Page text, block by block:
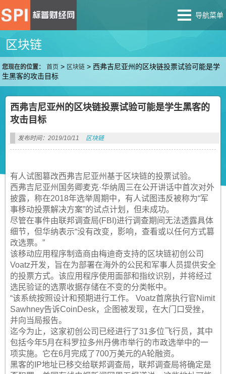
导航菜单
区块链
您现在的位置： 首页 > 区块链 >西弗吉尼亚州的区块链投票试验可能是学
生黑客的攻击目标
西弗吉尼亚州的区块链投票试验可能是学生黑客的
攻击目标
发布时间：2019/10/11 区块链
有人试图篡改西弗吉尼亚州基于区块链的投票试验。
西弗吉尼亚州国务卿麦克·华纳周三在公开讲话中首次对外
披露，称在2018年选举周期中，有人试图违反被称为“军
事移动投票解决方案”的试点计划，但未成功。
尽管在事件由联邦调查局(FBI)进行调查期间无法透露具体
细节，但华纳表示“没有改变，影响，查看或以任何方式篡
改选票。”
该移动应用程序制造商由梅迪奇支持的区块链初创公司
Voatz开发，旨在为部署在海外的公民和军事人员提供安全
的投票方式。该应用程序使用面部和指纹识别，并将经过
选民验证的选票收据存储在不变的分类帐中。
“该系统按照设计和预期进行工作。 Voatz首席执行官Nimit
Sawhney告诉CoinDesk，企图被发现，在大门口受挫，
并向当局报告。
迄今为止，这家初创公司已经进行了31多位飞行员，其中
包括今年5月在科罗拉多州丹佛市举行的市政选举中的一
项实施。它在6月完成了700万美元的A轮融资。
黑客的IP地址已移交给联邦调查局，联邦调查局将确定是